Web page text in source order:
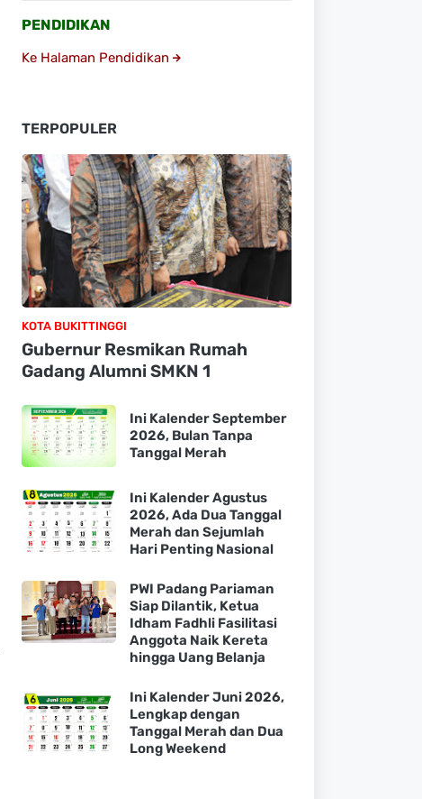
PENDIDIKAN
Ke Halaman Pendidikan
TERPOPULER
KOTA BUKITTINGGI
Gubernur Resmikan Rumah
Gadang Alumni SMKN 1
Ini Kalender September
2026, Bulan Tanpa
Tanggal Merah
Ini Kalender Agustus
2026, Ada Dua Tanggal
Merah dan Sejumlah
Hari Penting Nasional
PWI Padang Pariaman
Siap Dilantik, Ketua
Idham Fadhli Fasilitasi
Anggota Naik Kereta
hingga Uang Belanja
Ini Kalender Juni 2026,
Lengkap dengan
Tanggal Merah dan Dua
Long Weekend